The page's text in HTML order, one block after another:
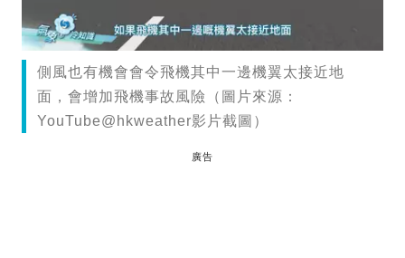
側風也有機會會令飛機其中一邊機翼太接近地
面，會增加飛機事故風險（圖片來源：
YouTube@hkweather影片截圖）
廣告